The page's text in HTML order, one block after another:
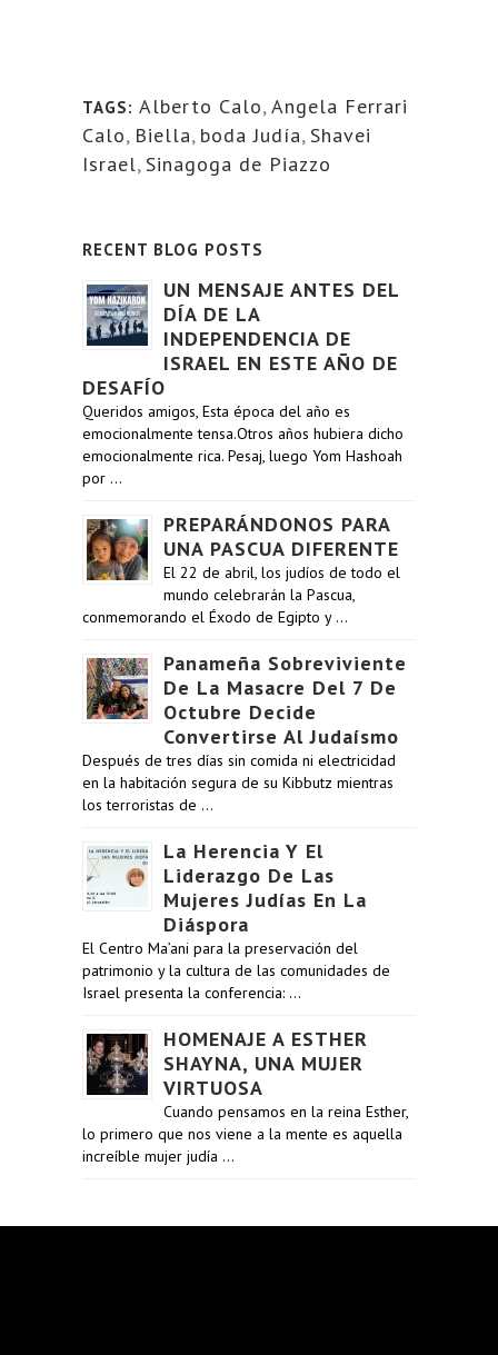
TAGS: Alberto Calo,Angela Ferrari
Calo, Biella, boda Judía, Shavei
Israel, Sinagoga de Piazzo
RECENT BLOG POSTS
UN MENSAJE ANTES DEL
DÍA DE LA
INDEPENDENCIA DE
ISRAEL EN ESTE AÑO DE
DESAFÍO
Queridos amigos, Esta época del año es
emocionalmente tensa.Otros años hubiera dicho
emocionalmente rica. Pesaj, luego Yom Hashoah
por …
PREPARÁNDONOS PARA
UNA PASCUA DIFERENTE
El 22 de abril, los judíos de todo el
mundo celebrarán la Pascua,
conmemorando el Éxodo de Egipto y …
Panameña Sobreviviente
De La Masacre Del 7 De
Octubre Decide
Convertirse Al Judaísmo
Después de tres días sin comida ni electricidad
en la habitación segura de su Kibbutz mientras
los terroristas de …
La Herencia Y El
Liderazgo De Las
Mujeres Judías En La
Diáspora
El Centro Ma’ani para la preservación del
patrimonio y la cultura de las comunidades de
Israel presenta la conferencia: …
HOMENAJE A ESTHER
SHAYNA, UNA MUJER
VIRTUOSA
Cuando pensamos en la reina Esther,
lo primero que nos viene a la mente es aquella
increíble mujer judía …